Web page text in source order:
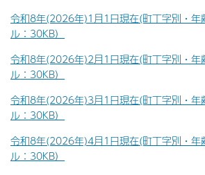
令和8年(2026年)1月1日現在(町丁字別・年
ル：30KB）
令和8年(2026年)2月1日現在(町丁字別・年
ル：30KB）
令和8年(2026年)3月1日現在(町丁字別・年
ル：30KB）
令和8年(2026年)4月1日現在(町丁字別・年
ル：30KB）